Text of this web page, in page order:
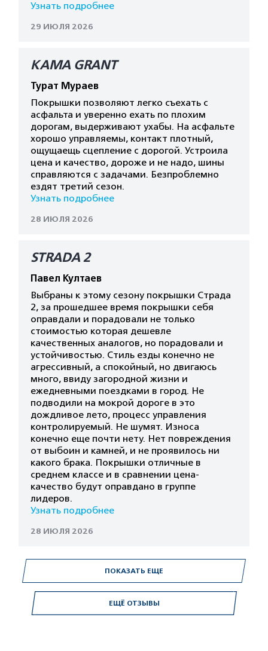
ЕЩЁ ОТЗЫВЫ
Узнать подробнее
29 ИЮЛЯ 2026
КАМА GRANT
Турат Мураев
Покрышки позволяют легко съехать с
асфальта и уверенно ехать по плохим
дорогам, выдерживают ухабы. На асфальте
хорошо управляемы, контакт плотный,
ощущаещь сцепление с дорогой. Устроила
цена и качество, дороже и не надо, шины
справляются с задачами. Безпроблемно
ездят третий сезон.
Узнать подробнее
28 ИЮЛЯ 2026
STRADA 2
Павел Култаев
Выбраны к этому сезону покрышки Страда
2, за прошедшее время покрышки себя
оправдали и порадовали не только
стоимостью которая дешевле
качественных аналогов, но порадовали и
устойчивостью. Стиль езды конечно не
агрессивный, а спокойный, но двигаюсь
много, ввиду загородной жизни и
ежедневными поездками в город. Не
подводили на мокрой дороге в это
дождливое лето, процесс управления
контролируемый. Не шумят. Износа
конечно еще почти нету. Нет повреждения
от выбоин и камней, и не проявилось ни
какого брака. Покрышки отличные в
среднем классе и в сравнении цена-
качество будут оправдано в группе
лидеров.
Узнать подробнее
28 ИЮЛЯ 2026
ПОКАЗАТЬ ЕЩЕ